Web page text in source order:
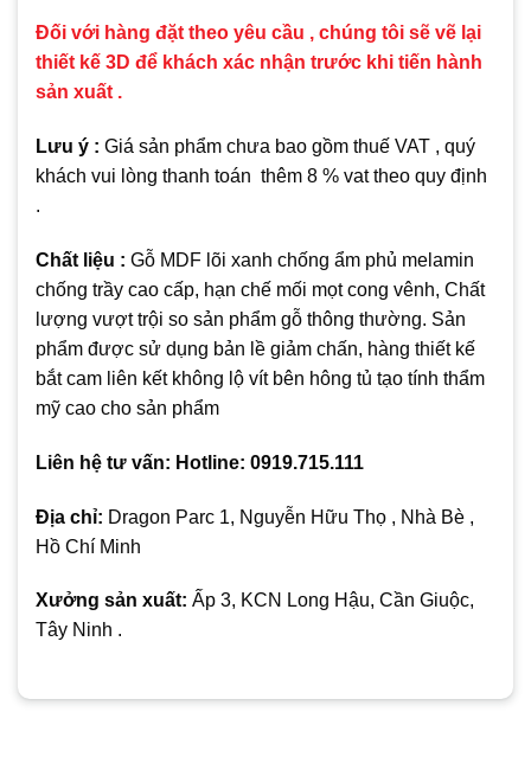
Đối với hàng đặt theo yêu cầu , chúng tôi sẽ vẽ lại
thiết kế 3D để khách xác nhận trước khi tiến hành
sản xuất .
Lưu ý : Giá sản phẩm chưa bao gồm thuế VAT , quý
khách vui lòng thanh toán thêm 8 % vat theo quy định
.
Chất liệu : Gỗ MDF lõi xanh chống ẩm phủ melamin
chống trầy cao cấp, hạn chế mối mọt cong vênh, Chất
lượng vượt trội so sản phẩm gỗ thông thường. Sản
phẩm được sử dụng bản lề giảm chấn, hàng thiết kế
bắt cam liên kết không lộ vít bên hông tủ tạo tính thẩm
mỹ cao cho sản phẩm
Liên hệ tư vấn: Hotline: 0919.715.111
Địa chỉ: Dragon Parc 1, Nguyễn Hữu Thọ , Nhà Bè ,
Hồ Chí Minh
Xưởng sản xuất: Ấp 3, KCN Long Hậu, Cần Giuộc,
Tây Ninh .